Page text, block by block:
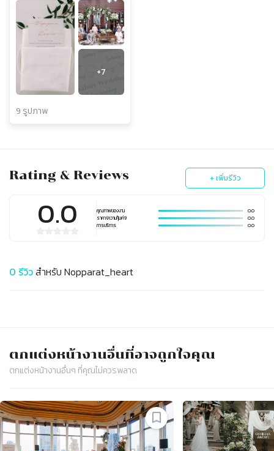
+7
9 รูปภาพ
Rating & Reviews + เพิ่มรีวิว
0.0 คุณภาพของงาน
0.0
ราคา (ความคุ้มค่า)
0.0
การบริการ
0.0
0 รีวิวสำหรับ Nopparat_heart
ตกแต่งหน้างานอื่นที่อาจถูกใจคุณ
ตกแต่งหน้างานอื่นๆ ที่คุณไม่ควรพลาด
Slide 1 of 4